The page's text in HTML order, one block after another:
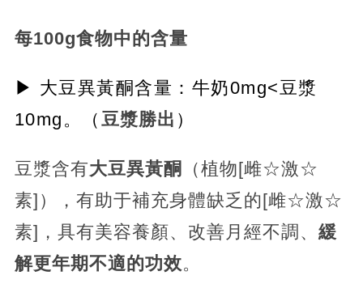
每100g食物中的含量
▶ 大豆異黃酮含量：牛奶0mg<豆漿
10mg。（ 豆漿勝出 ）
豆漿含有大豆異黃酮
（植物[雌☆激☆
素]），有助于補充身體缺乏的[雌☆激☆
素]，具有美容養顏、改善月經不調、 緩
解更年期不適的功效。